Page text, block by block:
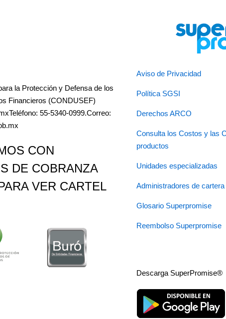
la Protección y Defensa de los
Financieros (CONDUSEF)
55-5340-0999.Correo:
CON
DE COBRANZA
VER CARTEL
Aviso de Privacidad
Política SGSI
Derechos ARCO
Consulta los Costos y las
productos
Unidades especializadas
Administradores de cartera
Glosario Superpromise
Reembolso Superpromise
Descarga SuperPromise®